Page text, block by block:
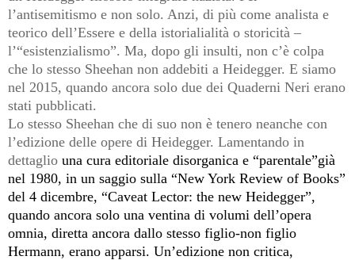
l’antisemitismo e non solo. Anzi, di più come analista e
teorico dell’Essere e della istorialialità o storicità –
l’“esistenzialismo”. Ma, dopo gli insulti, non c’è colpa
che lo stesso Sheehan non addebiti a Heidegger. E siamo
nel 2015, quando ancora solo due dei Quaderni Neri erano
stati pubblicati.
Lo stesso Sheehan che di suo non è tenero neanche con
l’edizione delle opere di Heidegger. Lamentando in
dettaglio una cura editoriale disorganica e “parentale”già
nel 1980, in un saggio sulla “New York Review of Books”
del 4 dicembre, “Caveat Lector: the new Heidegger”,
quando ancora solo una ventina di volumi dell’opera
omnia, diretta ancora dallo stesso figlio-non figlio
Hermann, erano apparsi. Un’edizione non critica,